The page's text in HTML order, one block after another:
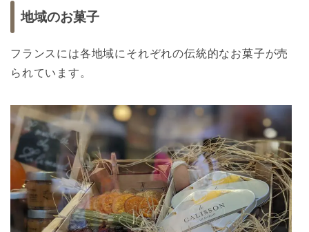
地域のお菓子
フランスには各地域にそれぞれの伝統的なお菓子が売
られています。